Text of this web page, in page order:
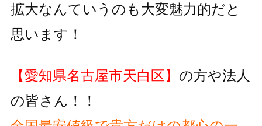
拡大なんていうのも大変魅力的だと
思います！
【愛知県名古屋市天白区】 の方や法人
の皆さん！！